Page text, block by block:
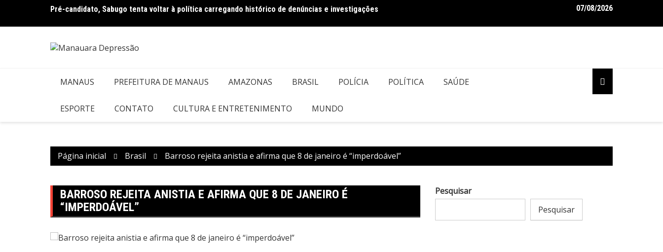
o
Pré-candidato, Sabugo tenta voltar à política carregando histórico de denúncias e investigações Bolsonaro pede ao STF para receber os filhos no Dia dos Pais
07/08/2026
MANAUS PREFEITURA DE MANAUS AMAZONAS BRASIL POLÍCIA POLÍTICA SAÚDE
ESPORTE CONTATO CULTURA E ENTRETENIMENTO MUNDO
Página inicial Brasil Barroso rejeita anistia e afirma que 8 de janeiro é “imperdoável”
BARROSO REJEITA ANISTIA E AFIRMA QUE 8 DE JANEIRO É
“IMPERDOÁVEL”
Pesquisar
Pesquisar